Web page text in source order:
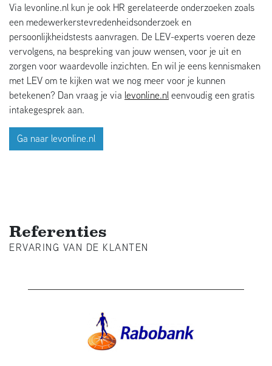
Via levonline.nl kun je ook HR gerelateerde onderzoeken zoals
een medewerkerstevredenheidsonderzoek en
persoonlijkheidstests aanvragen. De LEV-experts voeren deze
vervolgens, na bespreking van jouw wensen, voor je uit en
zorgen voor waardevolle inzichten. En wil je eens kennismaken
met LEV om te kijken wat we nog meer voor je kunnen
betekenen? Dan vraag je via levonline.nleenvoudig een gratis
intakegesprek aan.
Ga naar levonline.nl
Referenties
ERVARING VAN DE KLANTEN